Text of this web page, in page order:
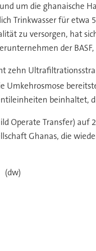
um die ghanaische
Trinkwasser für etwa
zu versorgen, hat
der
zehn
Umkehrosmose
beinhaltet,
Operate Transfer)
Ghanas, die
(dw)